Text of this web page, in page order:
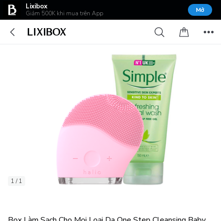
Lixibox
Giảm 500K khi mua trên App Mở
1 / 1